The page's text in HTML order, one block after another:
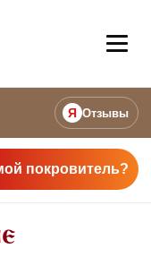
Я Отзывы
покровитель?